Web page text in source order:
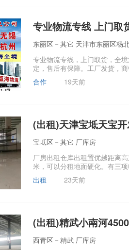
专业物流专线 上门取
东丽区－其它 天津市东丽区杨
专业物流专线，上门取货，全
定，售后有保障。工厂发货，
合作
19天前
(出租)天津宝坻天宝
宝坻区－其它 厂库房
厂房出租仓库出租置优越距离
米，可以分租地面硬化。有三
出租
23天前
(出租)精武小南河
西青区－精武 厂库房